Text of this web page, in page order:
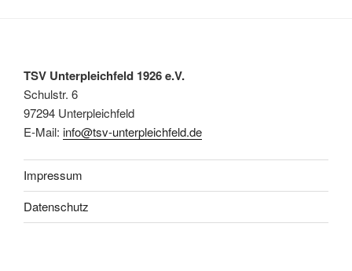
TSV Unterpleichfeld 1926 e.V.
Schulstr. 6
97294 Unterpleichfeld
E-Mail: info@tsv-unterpleichfeld.de
Impressum
Datenschutz